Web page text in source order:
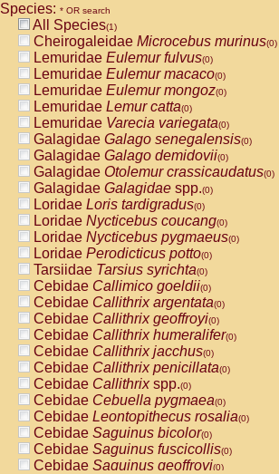
Species: * OR search
All Species(1)
Cheirogaleidae Microcebus murinus(0)
Lemuridae Eulemur fulvus(0)
Lemuridae Eulemur macaco(0)
Lemuridae Eulemur mongoz(0)
Lemuridae Lemur catta(0)
Lemuridae Varecia variegata(0)
Galagidae Galago senegalensis(0)
Galagidae Galago demidovii(0)
Galagidae Otolemur crassicaudatus(0)
Galagidae Galagidae spp.(0)
Loridae Loris tardigradus(0)
Loridae Nycticebus coucang(0)
Loridae Nycticebus pygmaeus(0)
Loridae Perodicticus potto(0)
Tarsiidae Tarsius syrichta(0)
Cebidae Callimico goeldii(0)
Cebidae Callithrix argentata(0)
Cebidae Callithrix geoffroyi(0)
Cebidae Callithrix humeralifer(0)
Cebidae Callithrix jacchus(0)
Cebidae Callithrix penicillata(0)
Cebidae Callithrixspp.(0)
Cebidae Cebuella pygmaea(0)
Cebidae Leontopithecus rosalia(0)
Cebidae Saguinus bicolor(0)
Cebidae Saguinus fuscicollis(0)
Cebidae Saguinus geoffroyi(0)